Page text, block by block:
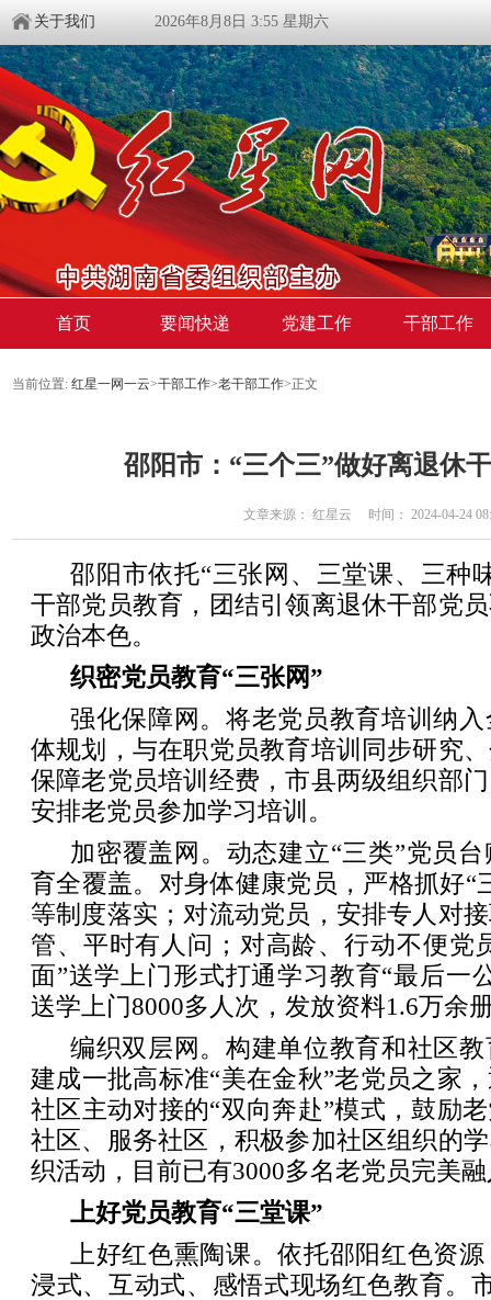
关于我们 2026年8月8日 3:55 星期六
首页 要闻快递 党建工作 干部工作
当前位置: 红星一网一云>干部工作>老干部工作>正文
邵阳市：“三个三”做好离退休
文章来源： 红星云 时间： 2024-04-24
邵阳市依托“三张网、三堂课、三种
干部党员教育，团结引领离退休干部党
政治本色。
织密党员教育“三张网”
强化保障网。将老党员教育培训纳
体规划，与在职党员教育培训同步研究
保障老党员培训经费，市县两级组织部
安排老党员参加学习培训。
加密覆盖网。动态建立“三类”党员
育全覆盖。对身体健康党员，严格抓好“
等制度落实；对流动党员，安排专人对
管、平时有人问；对高龄、行动不便党
面”送学上门形式打通学习教育“最后一
送学上门8000多人次，发放资料1.6万余
编织双层网。构建单位教育和社区
建成一批高标准“美在金秋”老党员之家
社区主动对接的“双向奔赴”模式，鼓励
社区、服务社区，积极参加社区组织的
织活动，目前已有3000多名老党员完美
上好党员教育“三堂课”
上好红色熏陶课。依托邵阳红色资
浸式、互动式、感悟式现场红色教育。